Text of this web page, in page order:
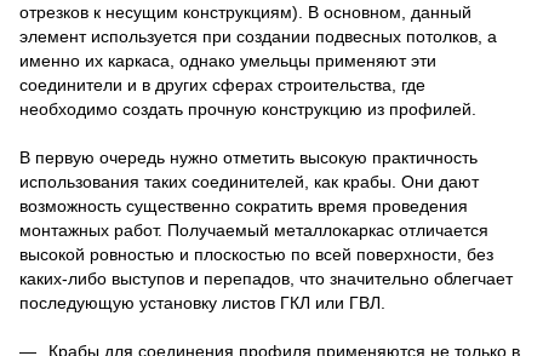
отрезков к несущим конструкциям). В основном, данный
элемент используется при создании подвесных потолков, а
именно их каркаса, однако умельцы применяют эти
соединители и в других сферах строительства, где
необходимо создать прочную конструкцию из профилей.
В первую очередь нужно отметить высокую практичность
использования таких соединителей, как крабы. Они дают
возможность существенно сократить время проведения
монтажных работ. Получаемый металлокаркас отличается
высокой ровностью и плоскостью по всей поверхности, без
каких-либо выступов и перепадов, что значительно облегчает
последующую установку листов ГКЛ или ГВЛ.
Крабы для соединения профиля применяются не только в